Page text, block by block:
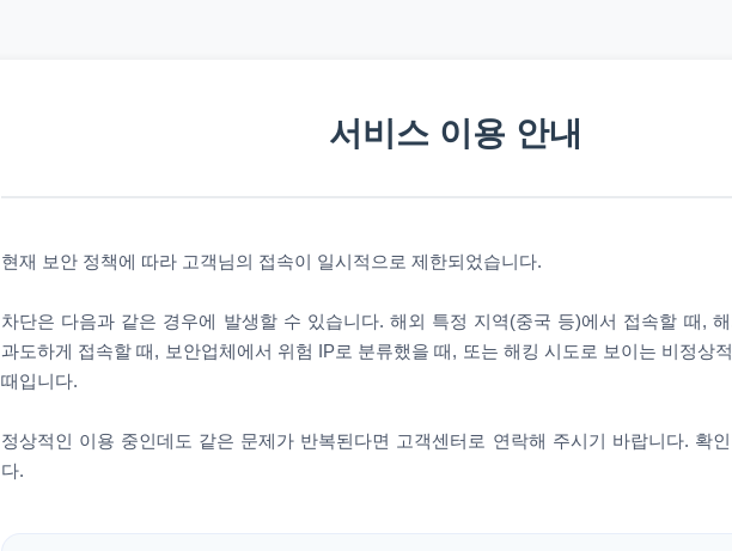
서비스 이용 안내
현재 보안 정책에 따라 고객님의 접속이 일시적으로 제한되었습니다.
차단은 다음과 같은 경우에 발생할 수 있습니다. 해외 특정 지역(중국 등)에서 접속할 때,
과도하게 접속할 때, 보안업체에서 위험 IP로 분류했을 때, 또는 해킹 시도로 보이는 비정상
때입니다.
정상적인 이용 중인데도 같은 문제가 반복된다면 고객센터로 연락해 주시기 바랍니다. 확
다.